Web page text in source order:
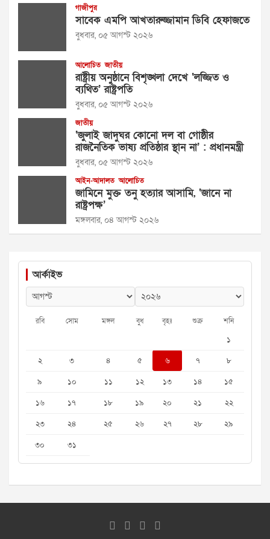
গাজীপুর
সাবেক এমপি আখতারুজ্জামান ডিবি হেফাজতে
বুধবার, ০৫ আগস্ট ২০২৬
আলোচিত জাতীয়
রাষ্ট্রীয় অনুষ্ঠানে বিশৃঙ্খলা দেখে ‘লজ্জিত ও
ব্যথিত’ রাষ্ট্রপতি
বুধবার, ০৫ আগস্ট ২০২৬
জাতীয়
‘জুলাই জাদুঘর কোনো দল বা গোষ্ঠীর
রাজনৈতিক ভাষ্য প্রতিষ্ঠার স্থান না’ : প্রধানমন্ত্রী
বুধবার, ০৫ আগস্ট ২০২৬
আইন-আদালত আলোচিত
জামিনে মুক্ত তনু হত্যার আসামি, ‘জানে না
রাষ্ট্রপক্ষ’
মঙ্গলবার, ০৪ আগস্ট ২০২৬
আর্কাইভ
রবি সোম মঙ্গল বুধ বৃহঃ শুক্র শনি
১
২
৩ ৪ ৫ ৬ ৭
৮
৯
১০ ১১ ১২ ১৩ ১৪
১৫
১৬
১৭ ১৮ ১৯ ২০ ২১
২২
২৩
২৪ ২৫ ২৬ ২৭ ২৮
২৯
৩০
৩১